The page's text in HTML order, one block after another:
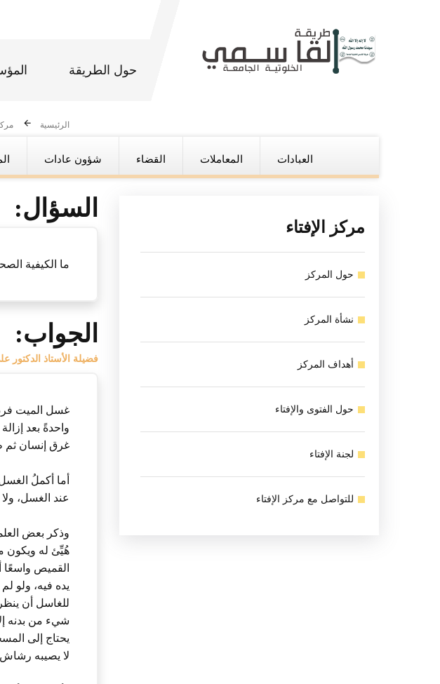
حول الطريقة
الرئيسية
العبادات المعاملات القضاء شؤون عادات
السؤال:
ما الكيفية
الجواب:
فضيلة الأستاذ
غسل الميت فرض
واحدةً بعد
غرق إنسان ثم
أما أكملُ
عند الغسل،
وذكر بعض
هُيِّئ له ويكون
القميص
يده فيه، ولو
للغاسل أن
شيء من بدنه
يحتاج إلى
لا يصيبه
مركز الإفتاء
حول المركز
نشأة المركز
أهداف المركز
حول الفتوى والإفتاء
لجنة الإفتاء
للتواصل مع مركز الإفتاء